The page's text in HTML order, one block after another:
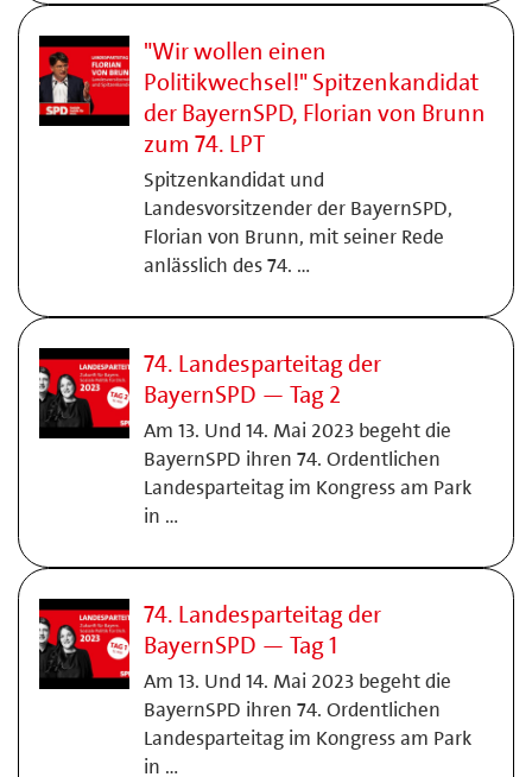
"Wir wollen einen
Politikwechsel!" Spitzenkandidat
der BayernSPD, Florian von Brunn
zum 74. LPT
Spitzenkandidat und
Landesvorsitzender der BayernSPD,
Florian von Brunn, mit seiner Rede
anlässlich des 74. …
74. Landesparteitag der
BayernSPD — Tag 2
Am 13. Und 14. Mai 2023 begeht die
BayernSPD ihren 74. Ordentlichen
Landesparteitag im Kongress am Park
in …
74. Landesparteitag der
BayernSPD — Tag 1
Am 13. Und 14. Mai 2023 begeht die
BayernSPD ihren 74. Ordentlichen
Landesparteitag im Kongress am Park
in …